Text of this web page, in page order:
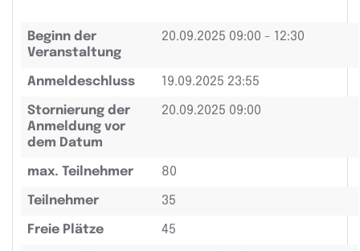
Beginn der
Veranstaltung
20.09.2025 09:00 - 12:30
Anmeldeschluss 19.09.2025 23:55
Stornierung der
Anmeldung vor
dem Datum
20.09.2025 09:00
max. Teilnehmer 80
Teilnehmer 35
Freie Plätze 45